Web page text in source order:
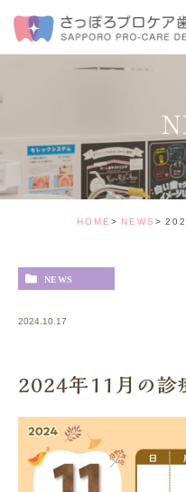
HOME NEWS
NEWS
2024.10.17
2024年11月の診